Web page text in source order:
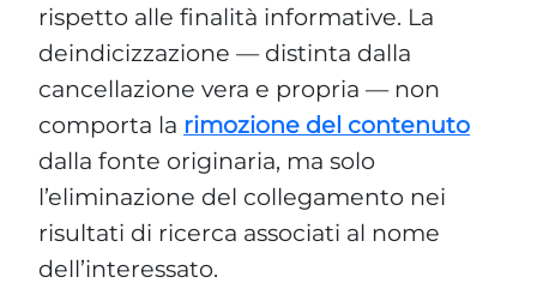
rispetto alle finalità informative. La
deindicizzazione — distinta dalla
cancellazione vera e propria — non
comporta la rimozione del contenuto
dalla fonte originaria, ma solo
l’eliminazione del collegamento nei
risultati di ricerca associati al nome
dell’interessato.